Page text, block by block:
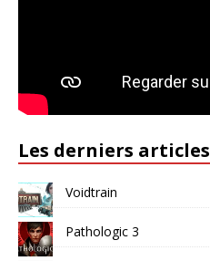
Les derniers articles
Voidtrain
Pathologic 3